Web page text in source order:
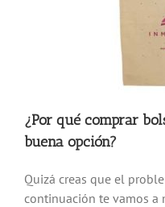
¿Por qué comprar
buena opción?
Quizá creas que el
continuación te vamos a